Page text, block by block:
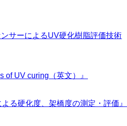
ンサーによるUV硬化樹脂評価技術
of UV curing（英文）』
よる硬化度、架橋度の測定・評価』